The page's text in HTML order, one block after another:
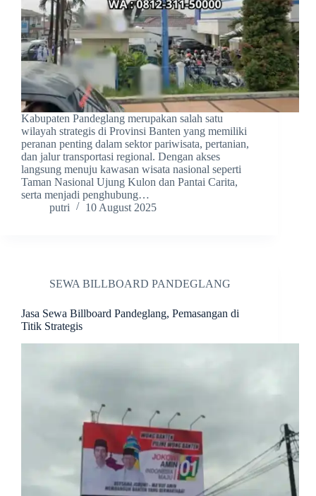
Kabupaten Pandeglang merupakan salah satu
wilayah strategis di Provinsi Banten yang memiliki
peranan penting dalam sektor pariwisata, pertanian,
dan jalur transportasi regional. Dengan akses
langsung menuju kawasan wisata nasional seperti
Taman Nasional Ujung Kulon dan Pantai Carita,
serta menjadi penghubung…
putri
10 August 2025
SEWA BILLBOARD PANDEGLANG
Jasa Sewa Billboard Pandeglang, Pemasangan di
Titik Strategis